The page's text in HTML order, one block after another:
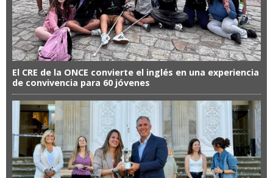
El CRE de la ONCE convierte el inglés en una experiencia
de convivencia para 60 jóvenes